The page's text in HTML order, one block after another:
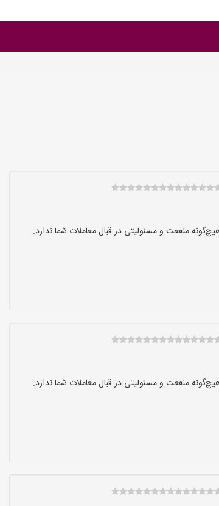
منفعت و مسئولیتی در قبال معاملات شما ندارد.
منفعت و مسئولیتی در قبال معاملات شما ندارد.